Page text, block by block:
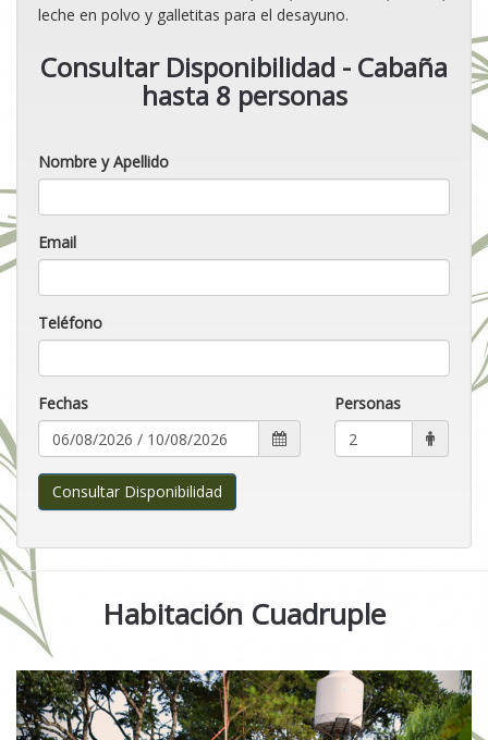
leche en polvo y galletitas para el desayuno.
Consultar Disponibilidad - Cabaña
hasta 8 personas
Nombre y Apellido
Email
Teléfono
Fechas Personas
Consultar Disponibilidad
Habitación Cuadruple
Previous Next